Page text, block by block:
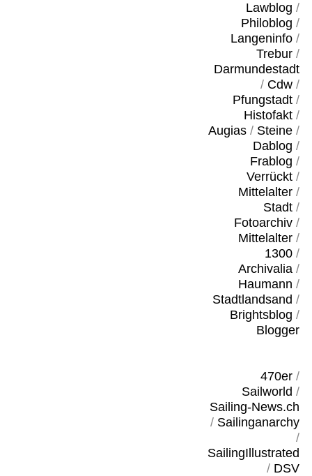
Lawblog /
Philoblog /
Langeninfo/
Trebur/
Darmundestadt
/ Cdw/
Pfungstadt/
Histofakt/
Augias/ Steine/
Dablog /
Frablog /
Verrückt/
Mittelalter/
Stadt/
Fotoarchiv/
Mittelalter/
1300/
Archivalia/
Haumann /
Stadtlandsand /
Brightsblog /
Blogger
470er/
Sailworld /
Sailing-News.ch
/ Sailinganarchy
/
SailingIllustrated
/ DSV